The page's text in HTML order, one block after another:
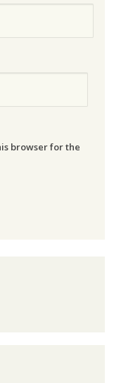
browser for the